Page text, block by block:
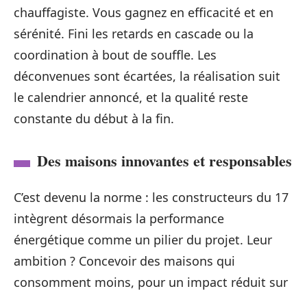
chauffagiste. Vous gagnez en efficacité et en
sérénité. Fini les retards en cascade ou la
coordination à bout de souffle. Les
déconvenues sont écartées, la réalisation suit
le calendrier annoncé, et la qualité reste
constante du début à la fin.
Des maisons innovantes et responsables
C’est devenu la norme : les constructeurs du 17
intègrent désormais la performance
énergétique comme un pilier du projet. Leur
ambition ? Concevoir des maisons qui
consomment moins, pour un impact réduit sur